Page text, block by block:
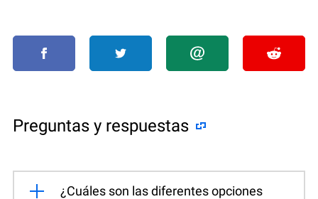
Preguntas y respuestas
¿Cuáles son las diferentes opciones